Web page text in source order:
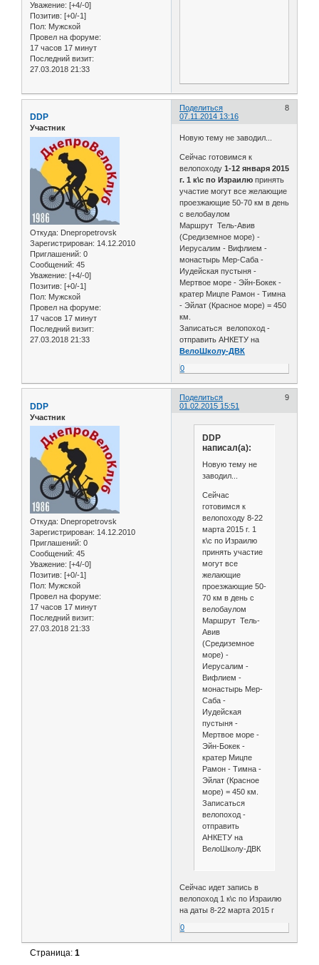
Уважение: [+4/-0]
Позитив: [+0/-1]
Пол: Мужской
Провел на форуме:
17 часов 17 минут
Последний визит:
27.03.2018 21:33
Поделиться
8
07.11.2014 13:16
DDP
Участник
Откуда: Dnepropetrovsk
Зарегистрирован: 14.12.2010
Приглашений: 0
Сообщений: 45
Уважение: [+4/-0]
Позитив: [+0/-1]
Пол: Мужской
Провел на форуме:
17 часов 17 минут
Последний визит:
27.03.2018 21:33
Новую тему не заводил...
Сейчас готовимся к
велопоходу1-12 января 2015
г. 1 к\с по Израилю принять
участие могут все желающие
проезжающие 50-70 км в день
с велобаулом
Маршрут Тель-Авив
(Средиземное море) -
Иерусалим - Вифлием -
монастырь Мер-Саба -
Иудейская пустыня -
Мертвое море - Эйн-Бокек -
кратер Мицпе Рамон - Тимна
- Эйлат (Красное море) = 450
км.
Записаться велопоход -
отправить АНКЕТУ на
ВелоШколу-ДВК
0
Поделиться
9
01.02.2015 15:51
DDP
Участник
Откуда: Dnepropetrovsk
Зарегистрирован: 14.12.2010
Приглашений: 0
Сообщений: 45
Уважение: [+4/-0]
Позитив: [+0/-1]
Пол: Мужской
Провел на форуме:
17 часов 17 минут
Последний визит:
27.03.2018 21:33
DDP
написал(а):
Новую тему не
заводил...
Сейчас
готовимся к
велопоходу 8-22
марта 2015 г. 1
к\с по Израилю
принять участие
могут все
желающие
проезжающие 50-
70 км в день с
велобаулом
Маршрут Тель-
Авив
(Средиземное
море) -
Иерусалим -
Вифлием -
монастырь Мер-
Саба -
Иудейская
пустыня -
Мертвое море -
Эйн-Бокек -
кратер Мицпе
Рамон - Тимна -
Эйлат (Красное
море) = 450 км.
Записаться
велопоход -
отправить
АНКЕТУ на
ВелоШколу-ДВК
Сейчас идет запись в
велопоход 1 к\с по Израилю
на даты 8-22 марта 2015 г
0
Страница:1